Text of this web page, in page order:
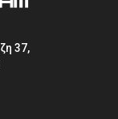
37,